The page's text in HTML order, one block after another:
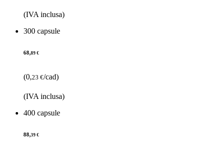
(IVA inclusa)
300 capsule
68,89 €
(0,23 €/cad)
(IVA inclusa)
400 capsule
88,39 €